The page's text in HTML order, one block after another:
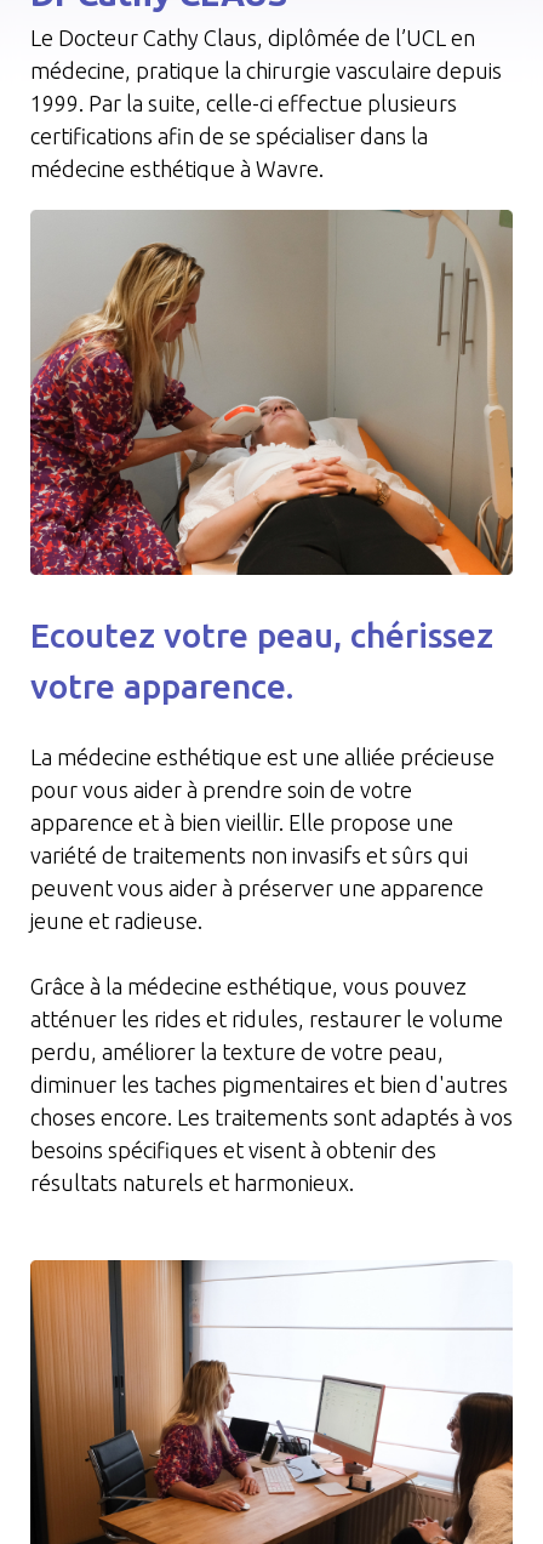
Le Docteur Cathy Claus, diplômée de l’UCL en
médecine, pratique la chirurgie vasculaire depuis
1999. Par la suite, celle-ci effectue plusieurs
certifications afin de se spécialiser dans la
médecine esthétique à Wavre.
Ecoutez votre peau, chérissez
votre apparence.
La médecine esthétique est une alliée précieuse
pour vous aider à prendre soin de votre
apparence et à bien vieillir. Elle propose une
variété de traitements non invasifs et sûrs qui
peuvent vous aider à préserver une apparence
jeune et radieuse.
Grâce à la médecine esthétique, vous pouvez
atténuer les rides et ridules, restaurer le volume
perdu, améliorer la texture de votre peau,
diminuer les taches pigmentaires et bien d'autres
choses encore. Les traitements sont adaptés à vos
besoins spécifiques et visent à obtenir des
résultats naturels et harmonieux.